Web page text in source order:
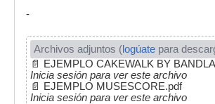
-
Archivos adjuntos (logúate para
📄
EJEMPLO CAKEWALK BY
Inicia sesión para ver este archivo
📄
EJEMPLO MUSESCORE.pdf
Inicia sesión para ver este archivo